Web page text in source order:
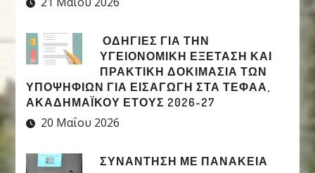
ΟΔΗΓΙΕΣ ΓΙΑ ΤΗΝ
ΥΓΕΙΟΝΟΜΙΚΗ ΕΞΕΤΑΣΗ ΚΑΙ
ΠΡΑΚΤΙΚΗ ΔΟΚΙΜΑΣΙΑ ΤΩΝ
ΥΠΟΨΗΦΙΩΝ ΓΙΑ ΕΙΣΑΓΩΓΗ ΣΤΑ ΤΕΦΑΑ,
ΑΚΑΔΗΜΑΪΚΟΥ ΕΤΟΥΣ 2026-27
20 Μαΐου 2026
ΣΥΝΑΝΤΗΣΗ ΜΕ ΠΑΝΑΚΕΙΑ